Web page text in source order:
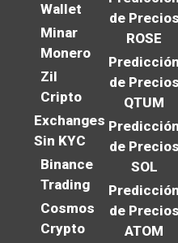
Wallet
Minar
Monero
Zil
Cripto
Exchanges
Sin KYC
Binance
Trading
Cosmos
Crypto
de Precios
ROSE
Predicción
de Precios
QTUM
Predicción
de Precios
SOL
Predicción
de Precios
ATOM